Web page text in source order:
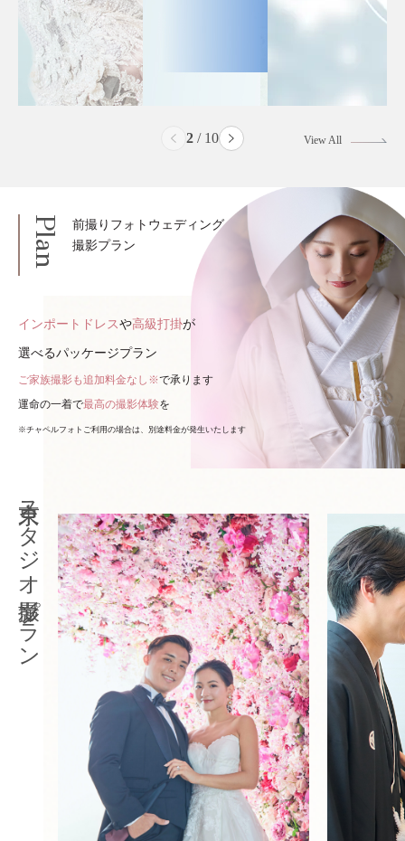
2 / 10 View All
Plan
前撮りフォトウェディング
撮影プラン
インポートドレスや高級打掛が
選べるパッケージプラン
ご家族撮影も追加料金なし※で承ります
運命の一着で最高の撮影体験を
※チャペルフォトご利用の場合は、別途料金が発生いたします
東京スタジオ撮影プラン